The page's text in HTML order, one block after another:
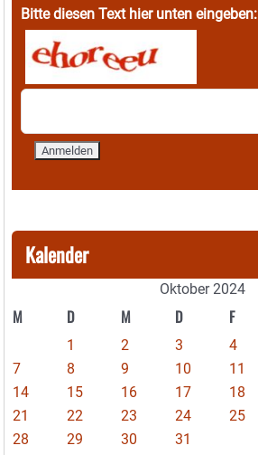
Bitte diesen Text hier unten eingeben:
Kalender
Oktober 2024
M D M D F
1 2 3 4
7
8 9 10 11
14
15 16 17 18
21
22 23 24 25
28
29 30
31